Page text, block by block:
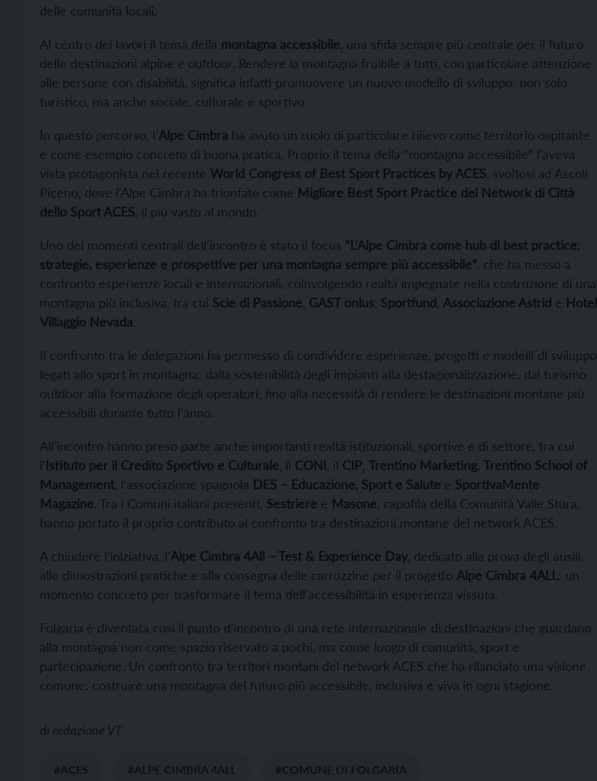
delle comunità locali.
Al centro dei lavori il tema della montagna accessibile , una sfida sempre più centrale per il futuro
delle destinazioni alpine e outdoor. Rendere la montagna fruibile a tutti, con particolare attenzione
alle persone con disabilità, significa infatti promuovere un nuovo modello di sviluppo: non solo
turistico, ma anche sociale, culturale e sportivo.
In questo percorso, l’Alpe Cimbra ha avuto un ruolo di particolare rilievo come territorio ospitante
e come esempio concreto di buona pratica. Proprio il tema della “montagna accessibile” l’aveva
vista protagonista nel recente World Congress of Best Sport Practices by ACES , svoltosi ad Ascoli
Piceno, dove l’Alpe Cimbra ha trionfato come Migliore Best Sport Practice del Network di Città
dello Sport ACES , il più vasto al mondo.
Uno dei momenti centrali dell’incontro è stato il focus “L’Alpe Cimbra come hub di best practice:
strategie, esperienze e prospettive per una montagna sempre più accessibile” , che ha messo a
confronto esperienze locali e internazionali, coinvolgendo realtà impegnate nella costruzione di una
montagna più inclusiva, tra cui Scie di Passione GAST onlus Sportfund Associazione Astrid e Hotel
Villaggio Nevada.
Il confronto tra le delegazioni ha permesso di condividere esperienze, progetti e modelli di sviluppo
legati allo sport in montagna: dalla sostenibilità degli impianti alla destagionalizzazione, dal turismo
outdoor alla formazione degli operatori, fino alla necessità di rendere le destinazioni montane più
accessibili durante tutto l’anno.
All’incontro hanno preso parte anche importanti realtà istituzionali, sportive e di settore, tra cui
l’Istituto per il Credito Sportivo e Culturale , il CONI , il CIP Trentino Marketing Trentino School of
Management, l’associazione spagnola DES – Educazione, Sport e Salute e SportivaMente
Magazine. Tra i Comuni italiani presenti, Sestriere e Masone , capofila della Comunità Valle Stura,
hanno portato il proprio contributo al confronto tra destinazioni montane del network ACES.
A chiudere l’iniziativa, l’Alpe Cimbra 4All – Test & Experience Day , dedicato alla prova degli ausili,
alle dimostrazioni pratiche e alla consegna delle carrozzine per il progetto Alpe Cimbra 4ALL : un
momento concreto per trasformare il tema dell’accessibilità in esperienza vissuta.
Folgaria è diventata così il punto d’incontro di una rete internazionale di destinazioni che guardano
alla montagna non come spazio riservato a pochi, ma come luogo di comunità, sport e
partecipazione. Un confronto tra territori montani del network ACES che ha rilanciato una visione
comune: costruire una montagna del futuro più accessibile, inclusiva e viva in ogni stagione.
di redazione VT
#ACES #ALPE CIMBRA 4ALL #COMUNE DI FOLGARIA